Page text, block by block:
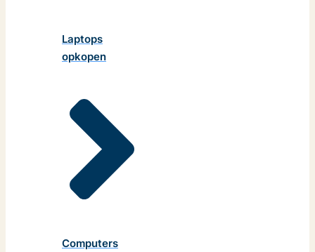
Laptops
opkopen
Computers